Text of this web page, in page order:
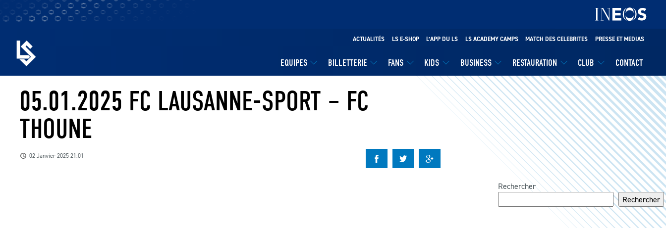
EQUIPES BILLETTERIE FANS KIDS BUSINESS RESTAURATION CLUB CONTACT
ACTUALITÉS LS E-SHOP L’APP DU LS LS ACADEMY CAMPS MATCH DES CELEBRITES PRESSE ET MEDIAS
05.01.2025 FC LAUSANNE-SPORT – FC
THOUNE
02 Janvier 2025 21:01
Rechercher
Rechercher